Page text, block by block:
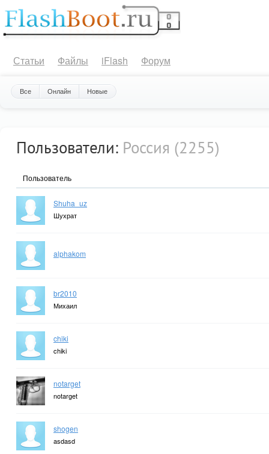
Статьи Файлы iFlash Форум
Все Онлайн Новые
Пользователи: Россия (2255)
Пользователь
Shuha_uz
Шухрат
alphakom
br2010
Михаил
chiki
chiki
notarget
notarget
shogen
asdasd